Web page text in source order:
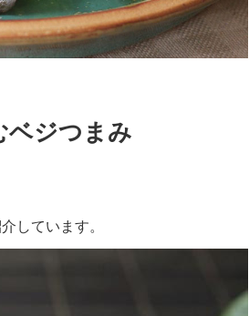
ベジつまみ
しています。